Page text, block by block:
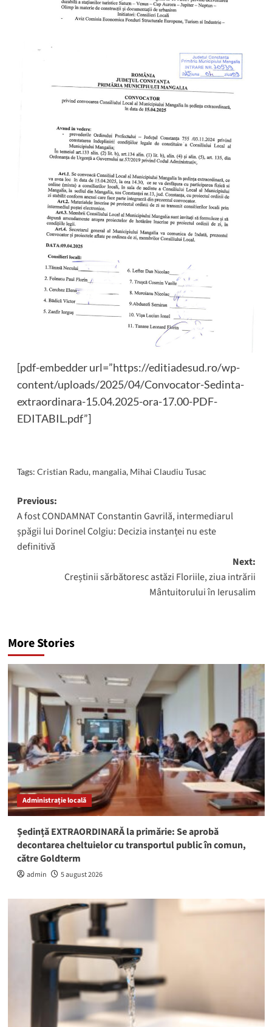
[pdf-embedder url=”https://editiadesud.ro/wp-
content/uploads/2025/04/Convocator-Sedinta-
extraordinara-15.04.2025-ora-17.00-PDF-
EDITABIL.pdf”]
Tags: Cristian Radu, mangalia, Mihai Claudiu Tusac
Post
navigation
Previous:
A fost CONDAMNAT Constantin Gavrilă, intermediarul
șpăgii lui Dorinel Colgiu: Decizia instanței nu este
definitivă
Next:
Creștinii sărbătoresc astăzi Floriile, ziua intrării
Mântuitorului în Ierusalim
More Stories
Administrație locală
Ședință EXTRAORDINARĂ la primărie: Se aprobă
decontarea cheltuielor cu transportul public în comun,
către Goldterm
admin 5 august 2026